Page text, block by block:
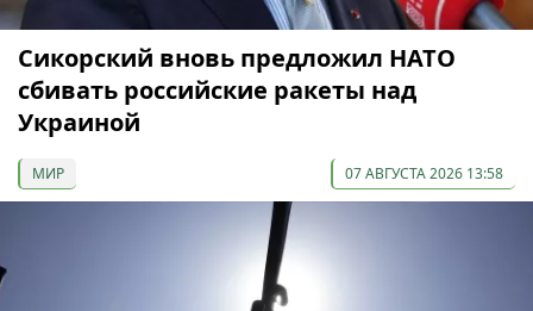
Сикорский вновь предложил НАТО
сбивать российские ракеты над
Украиной
МИР 07 АВГУСТА 2026 13:58